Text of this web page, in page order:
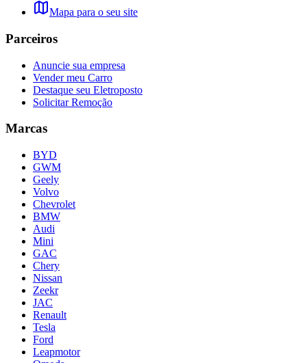
Mapa para o seu site
Parceiros
Anuncie sua empresa
Vender meu Carro
Destaque seu Eletroposto
Solicitar Remoção
Marcas
BYD
GWM
Geely
Volvo
Chevrolet
BMW
Audi
Mini
GAC
Chery
Nissan
Zeekr
JAC
Renault
Tesla
Ford
Leapmotor